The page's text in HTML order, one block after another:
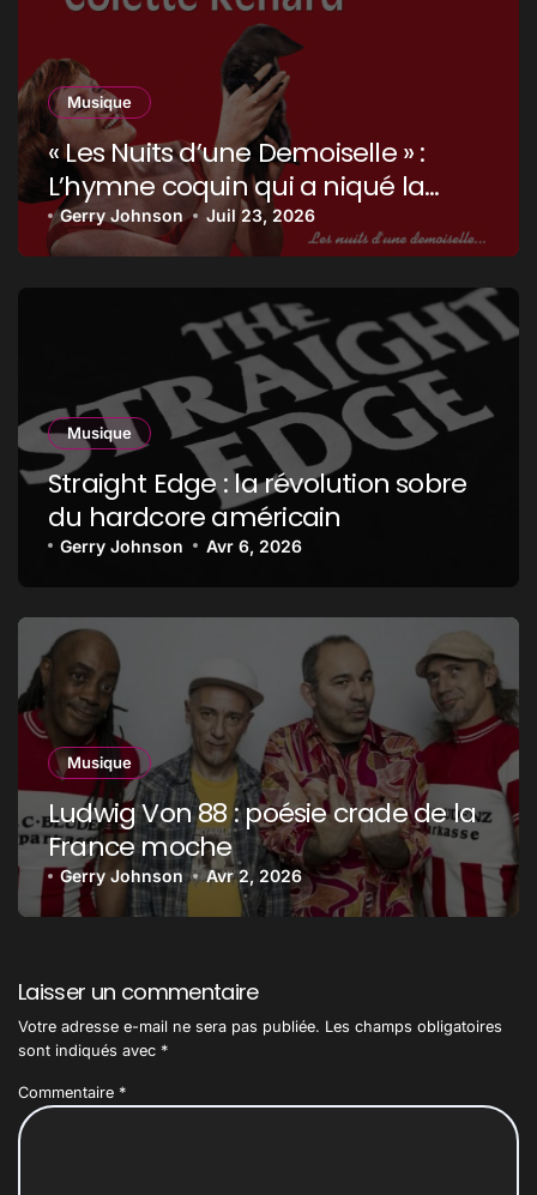
Musique
« Les Nuits d’une Demoiselle » :
L’hymne coquin qui a niqué la
censure !
Gerry Johnson Juil 23, 2026
Musique
Straight Edge : la révolution sobre
du hardcore américain
Gerry Johnson Avr 6, 2026
Musique
Ludwig Von 88 : poésie crade de la
France moche
Gerry Johnson Avr 2, 2026
Laisser un commentaire
Votre adresse e-mail ne sera pas publiée. Les champs obligatoires
sont indiqués avec *
Commentaire *